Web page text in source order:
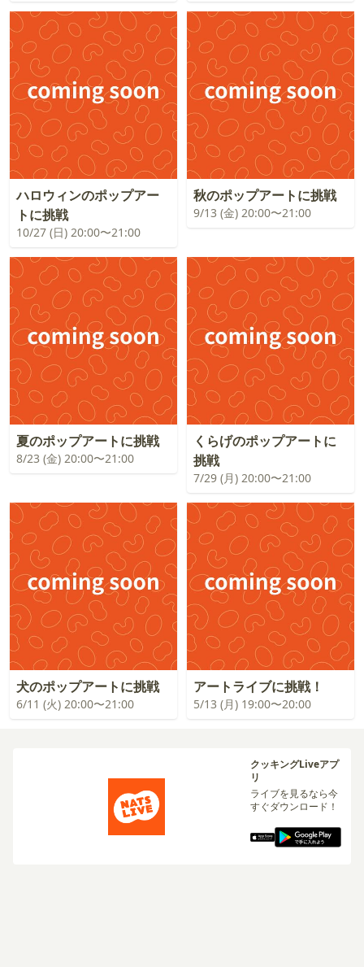
ハロウィンのポップアー
トに挑戦
10/27 (日) 20:00〜21:00
秋のポップアートに挑戦
9/13 (金) 20:00〜21:00
夏のポップアートに挑戦
8/23 (金) 20:00〜21:00
くらげのポップアートに
挑戦
7/29 (月) 20:00〜21:00
犬のポップアートに挑戦
6/11 (火) 20:00〜21:00
アートライブに挑戦！
5/13 (月) 19:00〜20:00
クッキングLiveアプ
リ
ライブを見るなら今
すぐダウンロード！